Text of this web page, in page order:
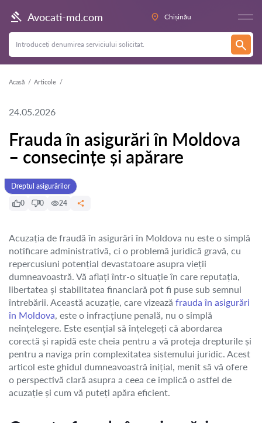
Avocati-md.com Chișinău
Acasă Articole
24.05.2026
Frauda în asigurări în Moldova
– consecințe și apărare
Dreptul asigurărilor
0
0 24
Acuzația de fraudă în asigurări în Moldova nu este o simplă
notificare administrativă, ci o problemă juridică gravă, cu
repercusiuni potențial devastatoare asupra vieții
dumneavoastră. Vă aflați într-o situație în care reputația,
libertatea și stabilitatea financiară pot fi puse sub semnul
întrebării. Această acuzație, care vizează frauda în asigurări
în Moldova, este o infracțiune penală, nu o simplă
neînțelegere. Este esențial să înțelegeți că abordarea
corectă și rapidă este cheia pentru a vă proteja drepturile și
pentru a naviga prin complexitatea sistemului juridic. Acest
articol este ghidul dumneavoastră inițial, menit să vă ofere
o perspectivă clară asupra a ceea ce implică o astfel de
acuzație și cum vă puteți apăra eficient.